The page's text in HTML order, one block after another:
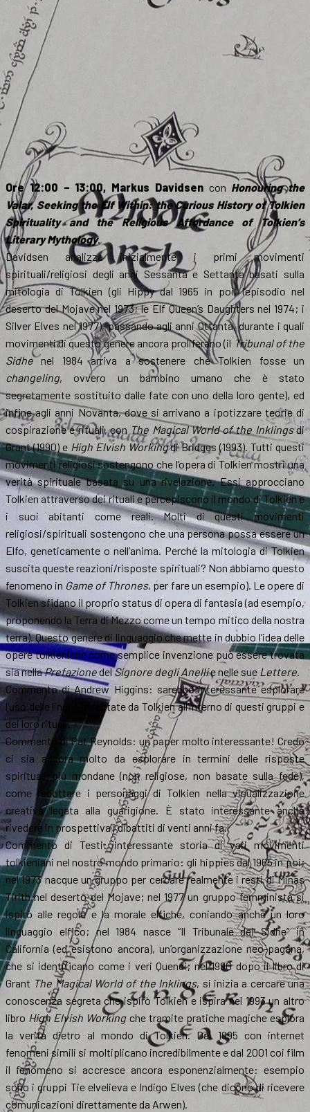
Ore 12:00 – 13:00, Markus Davidsencon Honouring the
Valar, Seeking the Elf Within: the Curious History of Tolkien
Spirituality and the Religious Affordance of Tolkien’s
Literary Mythology.
Davidsen analizza inizialmente i primi movimenti
spirituali/religiosi degli anni Sessanta e Settanta basati sulla
mitologia di Tolkien (gli Hippy dal 1965 in poi, l’episodio nel
deserto del Mojave nel 1973; le Elf Queen’s Daughters nel 1974; i
Silver Elves nel 1977), passando agli anni Ottanta, durante i quali
movimenti di questo genere ancora proliferano (il Tribunal of the
Sidhenel 1984 arriva a sostenere che Tolkien fosse un
changeling, ovvero un bambino umano che è stato
segretamente sostituito dalle fate con uno della loro gente), ed
infine agli anni Novanta, dove si arrivano a ipotizzare teorie di
cospirazione e rituali, con The Magical World of the Inklingsdi
Grant (1990) e High Elvish Workingdi Bridges (1993). Tutti questi
movimenti religiosi sostengono che l’opera di Tolkien mostri una
verità spirituale basata su una rivelazione. Essi approcciano
Tolkien attraverso dei rituali e percepiscono il mondo di Tolkien e
i suoi abitanti come reali. Molti di questi movimenti
religiosi/spirituali sostengono che una persona possa essere un
Elfo, geneticamente o nell’anima. Perché la mitologia di Tolkien
suscita queste reazioni/risposte spirituali? Non abbiamo questo
fenomeno in Game of Thrones, per fare un esempio). Le opere di
Tolkien sfidano il proprio status di opera di fantasia (ad esempio,
proponendo la Terra di Mezzo come un tempo mitico della nostra
terra). Questo genere di linguaggio che mette in dubbio l’idea delle
opere tolkieniane come semplice invenzione può essere trovata
sia nellaPrefazionedelSignore degli Anellie nelle sue Lettere.
Commento di Andrew Higgins: sarebbe interessante esplorare
l’uso delle lingue inventate da Tolkien all’interno di questi gruppi e
dei loro rituali.
Commento di Pat Reynolds: un paper molto interessante! Credo
ci sia ancora molto da esplorare in termini delle risposte
spirituali più mondane (non religiose, non basate sulla fede),
come l’adottare i personaggi di Tolkien nella visualizzazione
creativa legata alla guarigione. È stato interessante anche
rivedere in prospettiva i dibattiti di venti anni fa.
Commento di Testi: interessante storia di vari movimenti
tolkieniani nel nostro mondo primario: gli hippies dal 1965 in poi;
nel 1973 nacque un gruppo per cercare realmente i resti di Minas
Tirith nel deserto del Mojave; nel 1977 un gruppo femminista si
ispirò alle regole e la morale elfiche, coniando anche un loro
linguaggio elfico; nel 1984 nasce “Il Tribunale dei Sidhe” in
California (ed esistono ancora), un’organizzazione neo-pagana,
che si identificano come i veri Quendi; nel 1990 dopo il libro di
Grant The Magical World of the Inklings, si inizia a cercare una
conoscenza segreta che ispirò Tolkien e ispira nel 1993 un altro
libro High Elvish Workingche tramite pratiche magiche esplora
la verità dietro al mondo di Tolkien. Dal 1995 con internet
fenomeni simili si moltiplicano incredibilmente e dal 2001 coi film
il fenomeno si accresce ancora esponenzialmente: esempio
sono i gruppi Tie elvelieva e Indigo Elves (che dicono di ricevere
comunicazioni direttamente da Arwen).